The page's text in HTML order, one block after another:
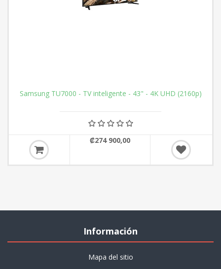
Samsung TU7000 - TV inteligente - 43" - 4K UHD (2160p)
₡274 900,00
Información
Mapa del sitio